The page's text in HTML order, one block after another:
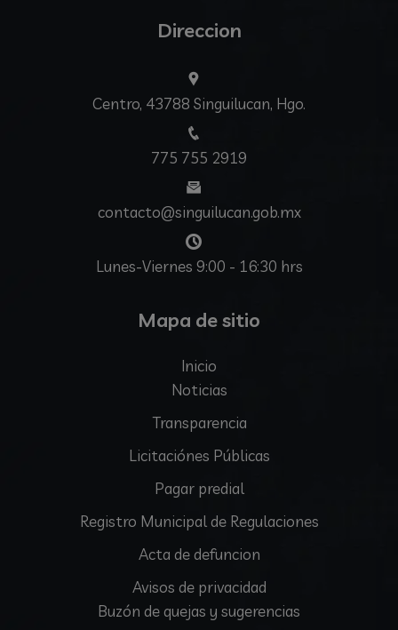
Direccion
Centro, 43788 Singuilucan, Hgo.
775 755 2919
contacto@singuilucan.gob.mx
Lunes-Viernes 9:00 - 16:30 hrs
Mapa de sitio
Inicio
Noticias
Transparencia
Licitaciónes Públicas
Pagar predial
Registro Municipal de Regulaciones
Acta de defuncion
Avisos de privacidad
Buzón de quejas y sugerencias